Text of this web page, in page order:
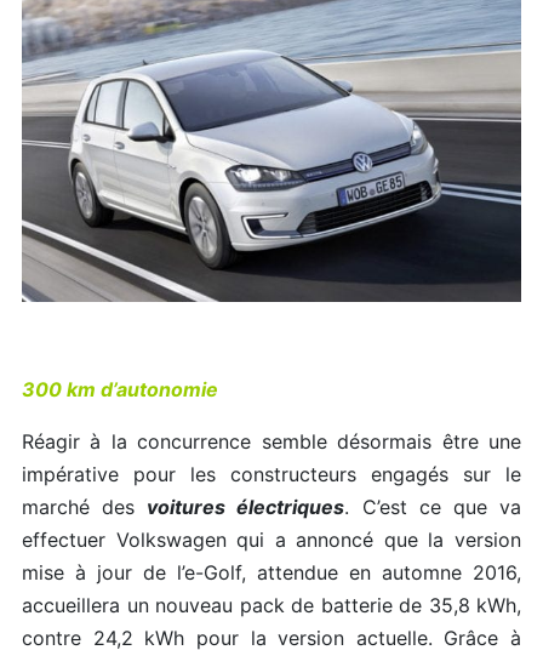
300 km d’autonomie
Réagir à la concurrence semble désormais être une
impérative pour les constructeurs engagés sur le
marché des voitures électriques. C’est ce que va
effectuer Volkswagen qui a annoncé que la version
mise à jour de l’e-Golf, attendue en automne 2016,
accueillera un nouveau pack de batterie de 35,8 kWh,
contre 24,2 kWh pour la version actuelle. Grâce à